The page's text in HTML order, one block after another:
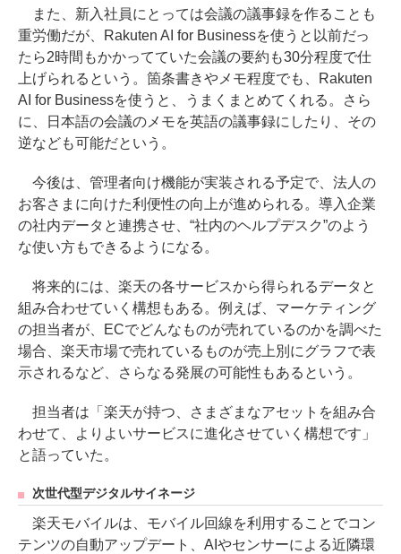
また、新入社員にとっては会議の議事録を作ることも
重労働だが、Rakuten AI for Businessを使うと以前だっ
たら2時間もかかってていた会議の要約も30分程度で仕
上げられるという。箇条書きやメモ程度でも、Rakuten
AI for Businessを使うと、うまくまとめてくれる。さら
に、日本語の会議のメモを英語の議事録にしたり、その
逆なども可能だという。
今後は、管理者向け機能が実装される予定で、法人の
お客さまに向けた利便性の向上が進められる。導入企業
の社内データと連携させ、“社内のヘルプデスク”のよう
な使い方もできるようになる。
将来的には、楽天の各サービスから得られるデータと
組み合わせていく構想もある。例えば、マーケティング
の担当者が、ECでどんなものが売れているのかを調べた
場合、楽天市場で売れているものが売上別にグラフで表
示されるなど、さらなる発展の可能性もあるという。
担当者は「楽天が持つ、さまざまなアセットを組み合
わせて、よりよいサービスに進化させていく構想です」
と語っていた。
次世代型デジタルサイネージ
楽天モバイルは、モバイル回線を利用することでコン
テンツの自動アップデート、AIやセンサーによる近隣環